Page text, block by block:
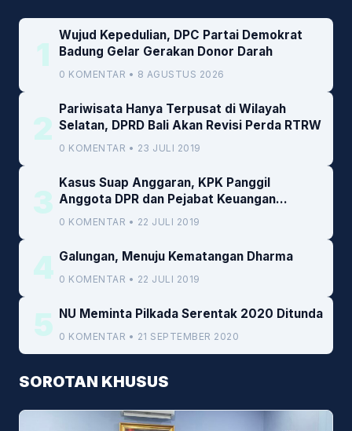
1
Wujud Kepedulian, DPC Partai Demokrat
Badung Gelar Gerakan Donor Darah
0 KOMENTAR • 8 AGUSTUS 2026
2
Pariwisata Hanya Terpusat di Wilayah
Selatan, DPRD Bali Akan Revisi Perda RTRW
0 KOMENTAR • 23 JULI 2019
3
Kasus Suap Anggaran, KPK Panggil
Anggota DPR dan Pejabat Keuangan
Kemenkeu
0 KOMENTAR • 22 JULI 2019
4 Galungan, Menuju Kematangan Dharma
0 KOMENTAR • 22 JULI 2019
5 NU Meminta Pilkada Serentak 2020 Ditunda
0 KOMENTAR • 21 SEPTEMBER 2020
SOROTAN KHUSUS